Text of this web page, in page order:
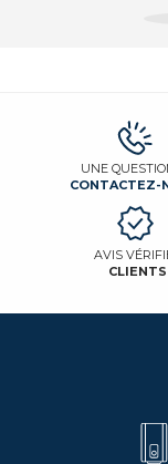
UNE
CONTACTEZ-
AVIS
CLIENTS